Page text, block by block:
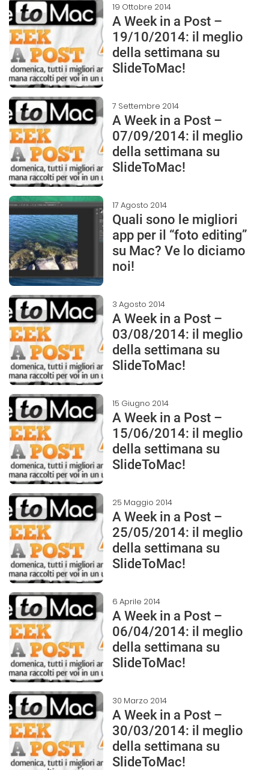
19 Ottobre 2014
A Week in a Post –
19/10/2014: il meglio
della settimana su
SlideToMac!
7 Settembre 2014
A Week in a Post –
07/09/2014: il meglio
della settimana su
SlideToMac!
17 Agosto 2014
Quali sono le migliori
app per il “foto editing”
su Mac? Ve lo diciamo
noi!
3 Agosto 2014
A Week in a Post –
03/08/2014: il meglio
della settimana su
SlideToMac!
15 Giugno 2014
A Week in a Post –
15/06/2014: il meglio
della settimana su
SlideToMac!
25 Maggio 2014
A Week in a Post –
25/05/2014: il meglio
della settimana su
SlideToMac!
6 Aprile 2014
A Week in a Post –
06/04/2014: il meglio
della settimana su
SlideToMac!
30 Marzo 2014
A Week in a Post –
30/03/2014: il meglio
della settimana su
SlideToMac!